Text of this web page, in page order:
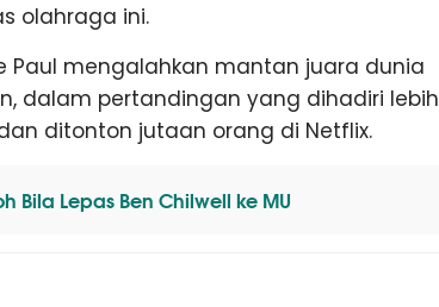
olahraga ini.
Paul mengalahkan mantan juara dunia
dalam pertandingan yang dihadiri lebih
ditonton jutaan orang di Netflix.
Bila Lepas Ben Chilwell ke MU